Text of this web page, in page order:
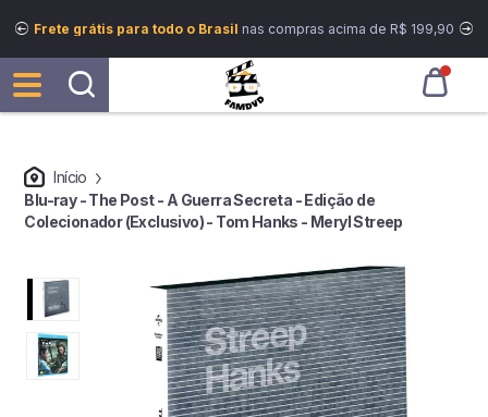
Frete grátis para todo o Brasil nas compras acima de R$ 199,90
Início
Blu-ray - The Post - A Guerra Secreta - Edição de
Colecionador (Exclusivo) - Tom Hanks - Meryl Streep